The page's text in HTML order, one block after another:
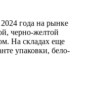
года на рынке
черно-желтой
На складах еще
упаковки, бело-